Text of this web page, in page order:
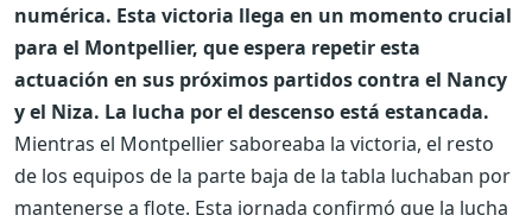
numérica. Esta victoria llega en un momento crucial
para el Montpellier, que espera repetir esta
actuación en sus próximos partidos contra el Nancy
y el Niza. La lucha por el descenso está estancada.
Mientras el Montpellier saboreaba la victoria, el resto
de los equipos de la parte baja de la tabla luchaban por
mantenerse a flote. Esta jornada confirmó que la lucha